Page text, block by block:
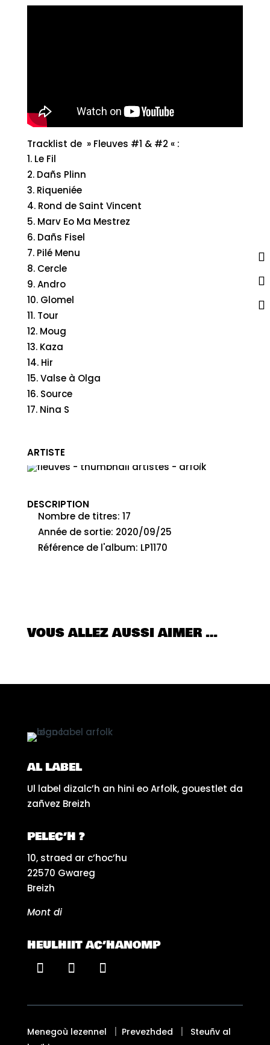
Tracklist de » Fleuves #1 & #2 « :
Le Fil
Dañs Plinn
Riqueniée
Rond de Saint Vincent
Marv Eo Ma Mestrez
Dañs Fisel
Pilé Menu
Cercle
Andro
Glomel
Tour
Moug
Kaza
Hir
Valse à Olga
Source
Nina S
ARTISTE
FLEUVES
DESCRIPTION
Nombre de titres: 17
Année de sortie: 2020/09/25
Référence de l'album: LP1170
VOUS ALLEZ AUSSI AIMER …
AL LABEL
Ul label dizalc’h an hini eo Arfolk, gouestlet da
zañvez Breizh
PELEC’H ?
10, straed ar c’hoc’hu
22570 Gwareg
Breizh
Mont di
HEULHIIT AC’HANOMP
Menegoù lezennel | Prevezhded | Steuñv al